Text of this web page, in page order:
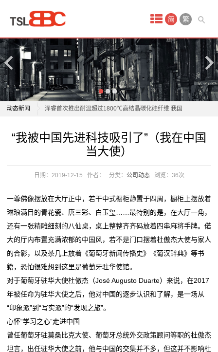
简 繁
动态新闻
宝马研发新材料：性能媲美碳纤维 碳排放减少40%
泽睿首次推出耐温超过1800℃高结晶碳化硅纤维 我国
材料科技赋能智造升级：博威合金模具展解决方案引关
电子产业链升级，同宇新材以技术深耕强化材料支撑
安全赛道
铜基新材料省重点实验室通过验收
科马材料IPO：兼职研发人员再被关注，一研发人员曾
任职供应商
广信材料接待3家机构调研，包括财通基金、方正证
券、山西证券
逆袭“闪蒸法”非织造布 中国材料科技加速崛起
海量财经丨六大板块协同发力！国瓷材料一季度业绩稳
健增收，经营性现金流暴
泽睿首次推出耐温超过1800℃高结晶碳化硅纤维 我国
复合材料领域重大突破
材料科技赋能智造升级：博威合金模具展解决方案引关
电子产业链升级，同宇新材以技术深耕强化材料支撑
材料革命改写产业格局：国产汽车用上"钢铁铠甲"领跑
安全赛道
铜基新材料省重点实验室通过验收
科马材料IPO：兼职研发人员再被关注，一研发人员曾
任职供应商
广信材料接待3家机构调研，包括财通基金、方正证
券、山西证券
逆袭“闪蒸法”非织造布 中国材料科技加速崛起
“我被中国先进科技吸引了”（我在中国
当大使）
日期：2019-12-15 作者： 分类： 公司动态 浏览： 36次
一尊佛像摆放在大厅正中，若干中式橱柜静置于四周，橱柜上摆放着
琳琅满目的青花瓷、唐三彩、白玉玺……最特别的是，在大厅一角，
还有一张精雕细刻的八仙桌，桌上整整齐齐码放着四串麻将手牌。偌
大的厅内布置充满浓郁的中国风，若不是门口摆着杜傲杰大使与家人
的合影，以及茶几上放着《葡萄牙新闻传播史》《葡汉辞典》等书
籍，恐怕很难想到这里是葡萄牙驻华使馆。
对于葡萄牙驻华大使杜傲杰（José Augusto Duarte）来说，在2017
年被任命为驻华大使之后，他对中国的逐步认识和了解，是一场从
“印象派”到“写实派”的“发现之旅”。
心怀“学习之心”走进中国
曾任葡萄牙驻莫桑比克大使、葡萄牙总统外交政策顾问等职的杜傲杰
坦言，出任驻华大使之前，他与中国的交集并不多，但这并不影响杜
产
品
中